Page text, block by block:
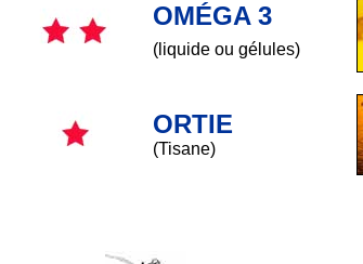
OMÉGA 3
(liquide ou gélules)
ORTIE
(Tisane)